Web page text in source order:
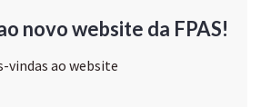
novo website da FPAS!
vindas ao website